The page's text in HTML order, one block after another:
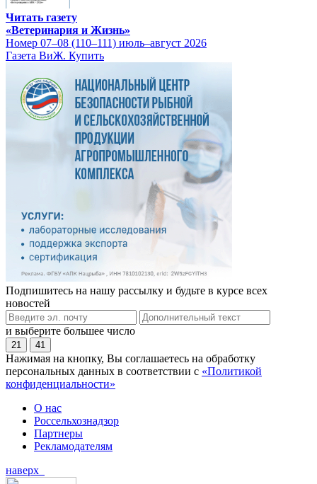
Читать газету
«Ветеринария и Жизнь»
Номер 07–08 (110–111) июль–август 2026
Газета ВиЖ. Купить
Подпишитесь на нашу рассылку и будьте в курсе всех
новостей
и выберите большее число
21 41
Нажимая на кнопку, Вы соглашаетесь на обработку
персональных данных в соответствии с «Политикой
конфиденциальности»
О нас
Россельхознадзор
Партнеры
Рекламодателям
наверх